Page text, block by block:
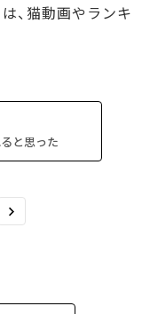
、猫動画やランキ
と思った